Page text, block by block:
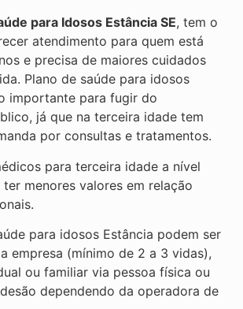
para Idosos Estância SE, tem o
atendimento para quem está
e precisa de maiores cuidados
Plano de saúde para idosos
importante para fugir do
já que na terceira idade tem
por consultas e tratamentos.
para terceira idade a nível
menores valores em relação
para idosos Estância podem ser
empresa (mínimo de 2 a 3 vidas),
ou familiar via pessoa física ou
dependendo da operadora de